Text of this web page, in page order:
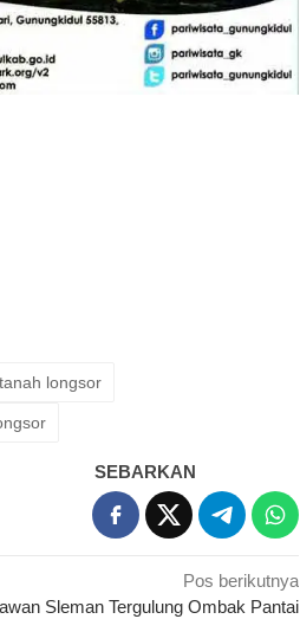
longsor
SEBARKAN
Pos berikutnya
Sleman Tergulung Ombak Pantai